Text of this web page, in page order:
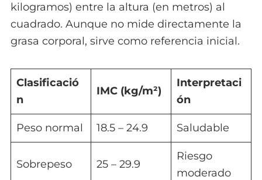
kilogramos) entre la altura (en metros) al
cuadrado. Aunque no mide directamente la
grasa corporal, sirve como referencia inicial.
Clasificació
n
IMC (kg/m²)
Interpretaci
ón
Peso normal 18.5 – 24.9 Saludable
Sobrepeso 25 – 29.9
Riesgo
moderado